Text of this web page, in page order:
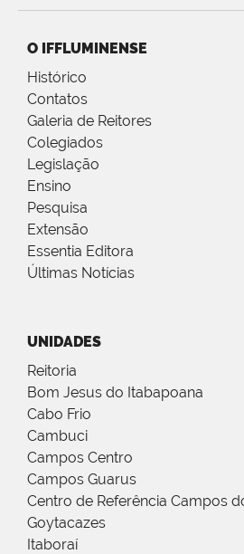
O IFFLUMINENSE
Histórico
Contatos
Galeria de Reitores
Colegiados
Legislação
Ensino
Pesquisa
Extensão
Essentia Editora
Últimas Notícias
UNIDADES
Reitoria
Bom Jesus do Itabapoana
Cabo Frio
Cambuci
Campos Centro
Campos Guarus
Centro de Referência Campos
Goytacazes
Itaboraí